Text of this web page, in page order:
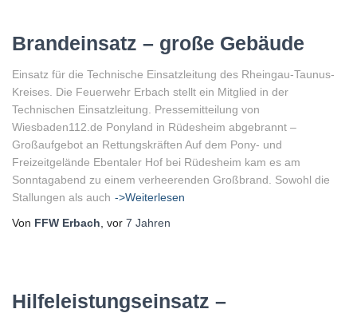
Brandeinsatz – große Gebäude
Einsatz für die Technische Einsatzleitung des Rheingau-Taunus-
Kreises. Die Feuerwehr Erbach stellt ein Mitglied in der
Technischen Einsatzleitung. Pressemitteilung von
Wiesbaden112.de Ponyland in Rüdesheim abgebrannt –
Großaufgebot an Rettungskräften Auf dem Pony- und
Freizeitgelände Ebentaler Hof bei Rüdesheim kam es am
Sonntagabend zu einem verheerenden Großbrand. Sowohl die
Stallungen als auch ->Weiterlesen
Von FFW Erbach , vor 7 Jahren
Hilfeleistungseinsatz –